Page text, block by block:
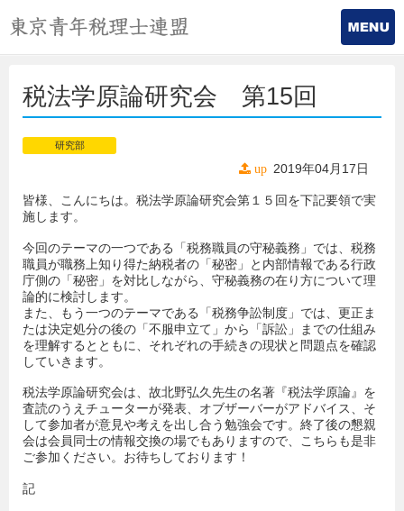
税法学原論研究会 第15回
研究部
up 2019年04月17日
皆様、こんにちは。税法学原論研究会第１５回を下記要領で実
施します。
今回のテーマの一つである「税務職員の守秘義務」では、税務
職員が職務上知り得た納税者の「秘密」と内部情報である行政
庁側の「秘密」を対比しながら、守秘義務の在り方について理
論的に検討します。
また、もう一つのテーマである「税務争訟制度」では、更正ま
たは決定処分の後の「不服申立て」から「訴訟」までの仕組み
を理解するとともに、それぞれの手続きの現状と問題点を確認
していきます。
税法学原論研究会は、故北野弘久先生の名著『税法学原論』を
査読のうえチューターが発表、オブザーバーがアドバイス、そ
して参加者が意見や考えを出し合う勉強会です。終了後の懇親
会は会員同士の情報交換の場でもありますので、こちらも是非
ご参加ください。お待ちしております！
記